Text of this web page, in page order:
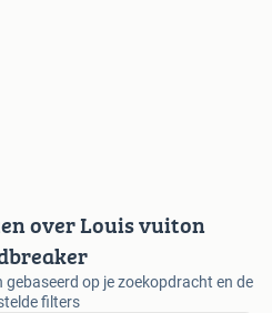
over Louis vuiton
op je zoekopdracht en de
filters